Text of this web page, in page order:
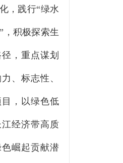
，践行“绿水
，积极探索生
，重点谋划
、标志性、
，以绿色低
经济带高质
色崛起贡献潜